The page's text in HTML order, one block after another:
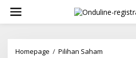
konten
Homepage / Pilihan Saham